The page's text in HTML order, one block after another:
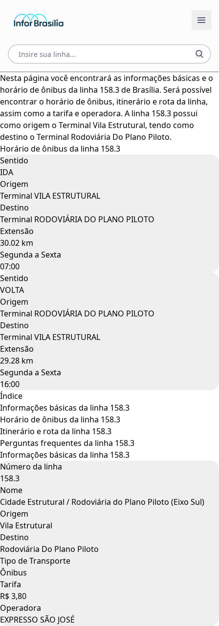
Nesta página você encontrará as informações básicas e o
horário de ônibus da linha 158.3 de Brasília. Será possível
encontrar o horário de ônibus, itinerário e rota da linha,
assim como a tarifa e operadora. A linha 158.3 possui
como origem o Terminal Vila Estrutural, tendo como
destino o Terminal Rodoviária Do Plano Piloto.
Horário de ônibus da linha 158.3
Sentido
IDA
Origem
Terminal VILA ESTRUTURAL
Destino
Terminal RODOVIÁRIA DO PLANO PILOTO
Extensão
30.02 km
Segunda a Sexta
07:00
Sentido
VOLTA
Origem
Terminal RODOVIÁRIA DO PLANO PILOTO
Destino
Terminal VILA ESTRUTURAL
Extensão
29.28 km
Segunda a Sexta
16:00
Índice
Informações básicas da linha 158.3
Horário de ônibus da linha 158.3
Itinerário e rota da linha 158.3
Perguntas frequentes da linha 158.3
Informações básicas da linha 158.3
Número da linha
158.3
Nome
Cidade Estrutural / Rodoviária do Plano Piloto (Eixo Sul)
Origem
Vila Estrutural
Destino
Rodoviária Do Plano Piloto
Tipo de Transporte
Ônibus
Tarifa
R$ 3,80
Operadora
EXPRESSO SÃO JOSÉ